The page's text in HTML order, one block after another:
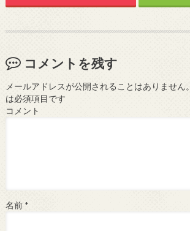
コメントを残す
メールアドレスが公開されることはありません。
は必須項目です
コメント
名前 *